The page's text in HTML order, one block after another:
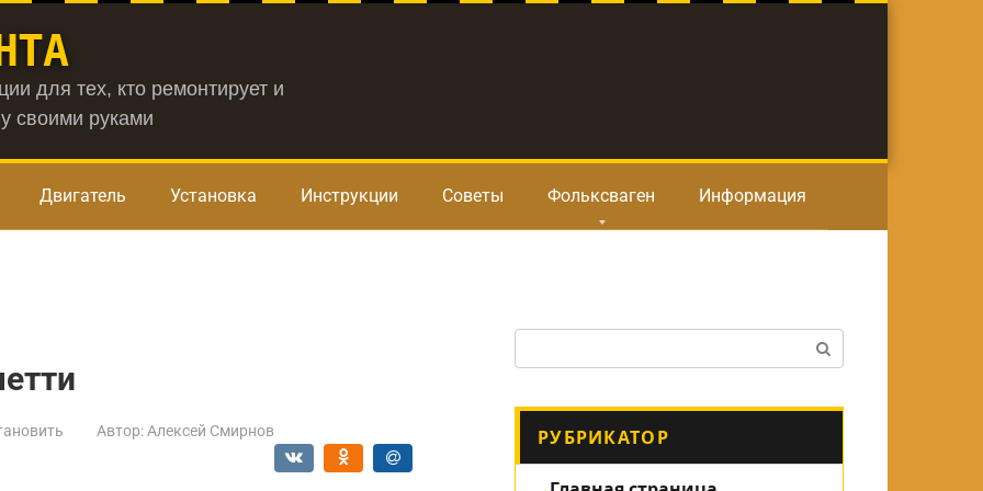
для тех, кто ремонтирует и
своими руками
Двигатель Установка Инструкции Советы Фольксваген Информация
Автор: Алексей Смирнов РУБРИКАТОР